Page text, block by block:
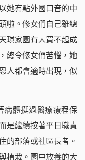
她有點外國口音的中
啦。修女們自己雖總
琪家園有人買不起成
總令修女們苦惱，她
人都會適時出現，似
病體挺過醫療療程保
是繼續按著平日職責
的部落或社區長者。
植栽。園中放養的大